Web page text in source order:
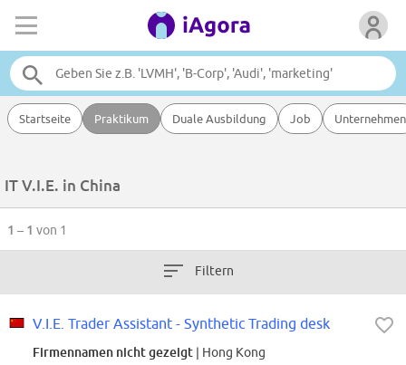
Startseite Praktikum Duale Ausbildung Job Unternehmen
IT V.I.E. in China
1 – 1 von 1
Filtern
V.I.E. Trader Assistant - Synthetic Trading desk
Firmennamen nicht gezeigt | Hong Kong